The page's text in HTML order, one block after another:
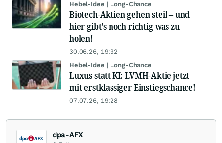
Hebel-Idee | Long-Chance
Biotech-Aktien gehen steil – und
hier gibt's noch richtig was zu
holen!
30.06.26, 19:32
Hebel-Idee | Long-Chance
Luxus statt KI: LVMH-Aktie jetzt
mit erstklassiger Einstiegschance!
07.07.26, 19:28
dpa-AFX